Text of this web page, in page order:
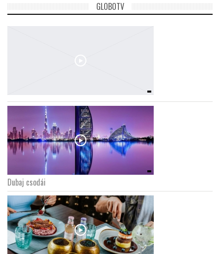
GLOBOTV
Dubaj csodái